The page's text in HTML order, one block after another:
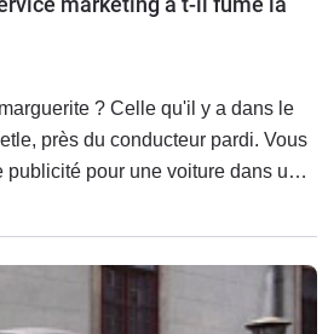
? Celle qu'il y a dans le
près du conducteur pardi. Vous
publicité pour une voiture dans un